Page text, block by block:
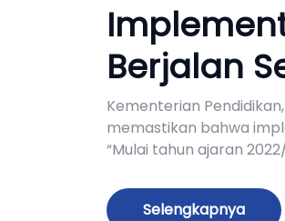
Berjalan
Kementerian
memastikan bahwa
“Mulai tahun ajaran
Selengkapnya